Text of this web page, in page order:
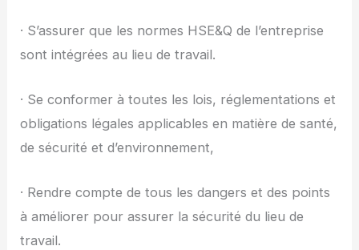
· S’assurer que les normes HSE&Q de l’entreprise
sont intégrées au lieu de travail.
· Se conformer à toutes les lois, réglementations et
obligations légales applicables en matière de santé,
de sécurité et d’environnement,
· Rendre compte de tous les dangers et des points
à améliorer pour assurer la sécurité du lieu de
travail.